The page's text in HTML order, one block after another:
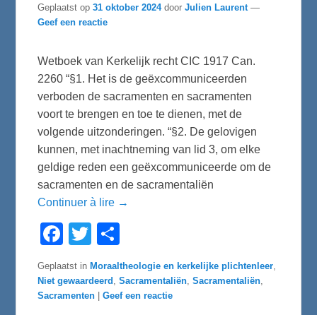
Geplaatst op31 oktober 2024 doorJulien Laurent —
Geef een reactie
Wetboek van Kerkelijk recht CIC 1917 Can.
2260 “§1. Het is de geëxcommuniceerden
verboden de sacramenten en sacramenten
voort te brengen en toe te dienen, met de
volgende uitzonderingen. “§2. De gelovigen
kunnen, met inachtneming van lid 3, om elke
geldige reden een geëxcommuniceerde om de
sacramenten en de sacramentaliën
Continuer à lire →
F
e
b
o
o
T
t
t
e
r
e
n
Geplaatst in Moraaltheologie en kerkelijke plichtenleer,
Niet gewaardeerd ,Sacramentaliën,Sacramentaliën,
Sacramenten
|Geef een reactie